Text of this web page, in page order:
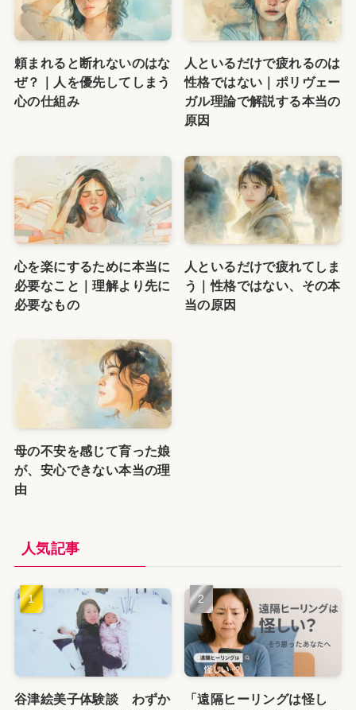
頼まれると断れないのはな
ぜ？｜人を優先してしまう
心の仕組み
人といるだけで疲れるのは
性格ではない｜ポリヴェー
ガル理論で解説する本当の
原因
心を楽にするために本当に
必要なこと｜理解より先に
必要なもの
人といるだけで疲れてしま
う｜性格ではない、その本
当の原因
母の不安を感じて育った娘
が、安心できない本当の理
由
人気記事
谷津絵美子体験談 わずか
「遠隔ヒーリングは怪し